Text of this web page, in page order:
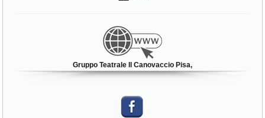
Gruppo Teatrale Il Canovaccio Pisa,